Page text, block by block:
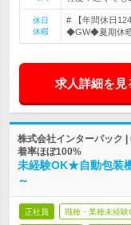
休日
休暇
# 【年間休日
◆GW◆夏期休
求人詳細を見
株式会社インターパック
着率ほぼ100%
未経験OK★自動包装
～
正社員 職種・業種未経験